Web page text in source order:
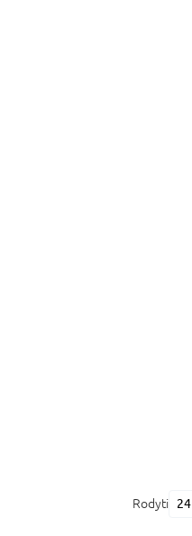
Rodyti 24